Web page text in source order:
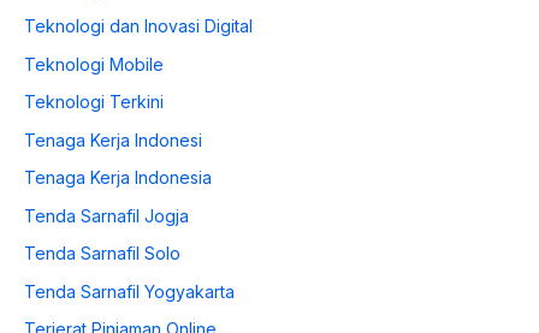
Teknologi dan Inovasi Digital
Teknologi Mobile
Teknologi Terkini
Tenaga Kerja Indonesi
Tenaga Kerja Indonesia
Tenda Sarnafil Jogja
Tenda Sarnafil Solo
Tenda Sarnafil Yogyakarta